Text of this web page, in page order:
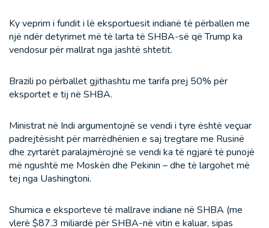
Ky veprim i fundit i lë eksportuesit indianë të përballen me
një ndër detyrimet më të larta të SHBA-së që Trump ka
vendosur për mallrat nga jashtë shtetit.
Brazili po përballet gjithashtu me tarifa prej 50% për
eksportet e tij në SHBA.
Ministrat në Indi argumentojnë se vendi i tyre është veçuar
padrejtësisht për marrëdhënien e saj tregtare me Rusinë
dhe zyrtarët paralajmërojnë se vendi ka të ngjarë të punojë
më ngushtë me Moskën dhe Pekinin – dhe të largohet më
tej nga Uashingtoni.
Shumica e eksporteve të mallrave indiane në SHBA (me
vlerë $87.3 miliardë për SHBA-në vitin e kaluar, sipas